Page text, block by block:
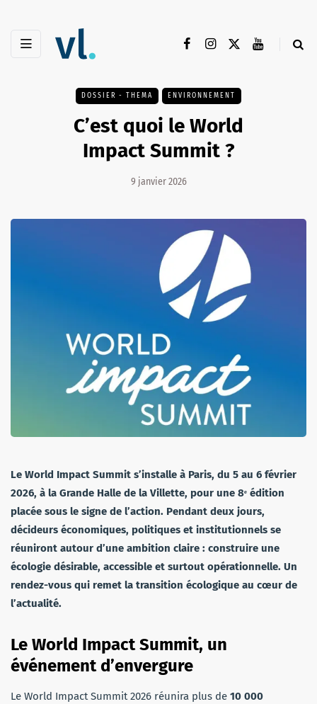
DOSSIER - THEMA ENVIRONNEMENT
C’est quoi le World
Impact Summit ?
9 janvier 2026
Le World Impact Summit s’installe à Paris, du 5 au 6 février
2026, à la Grande Halle de la Villette, pour une 8ᵉ édition
placée sous le signe de l’action. Pendant deux jours,
décideurs économiques, politiques et institutionnels se
réuniront autour d’une ambition claire : construire une
écologie désirable, accessible et surtout opérationnelle. Un
rendez-vous qui remet la transition écologique au cœur de
l’actualité.
Le World Impact Summit, un
événement d’envergure
Le World Impact Summit 2026 réunira plus de 10 000